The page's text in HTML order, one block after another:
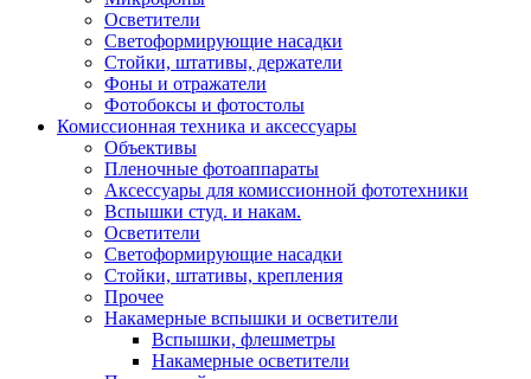
Осветители
Светоформирующие насадки
Стойки, штативы, держатели
Фоны и отражатели
Фотобоксы и фотостолы
Комиссионная техника и аксессуары
Объективы
Пленочные фотоаппараты
Аксессуары для комиссионной фототехники
Вспышки студ. и накам.
Осветители
Светоформирующие насадки
Стойки, штативы, крепления
Прочее
Накамерные вспышки и осветители
Вспышки, флешметры
Накамерные осветители